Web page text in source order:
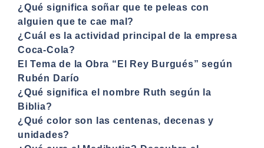
¿Qué significa soñar que te peleas con
alguien que te cae mal?
¿Cuál es la actividad principal de la empresa
Coca-Cola?
El Tema de la Obra “El Rey Burgués” según
Rubén Darío
¿Qué significa el nombre Ruth según la
Biblia?
¿Qué color son las centenas, decenas y
unidades?